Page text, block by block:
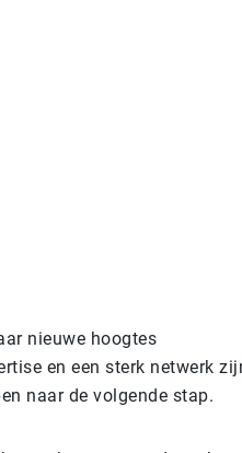
nieuwe hoogtes
en een sterk netwerk
naar de volgende stap.